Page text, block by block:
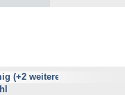
(+2 weitere)